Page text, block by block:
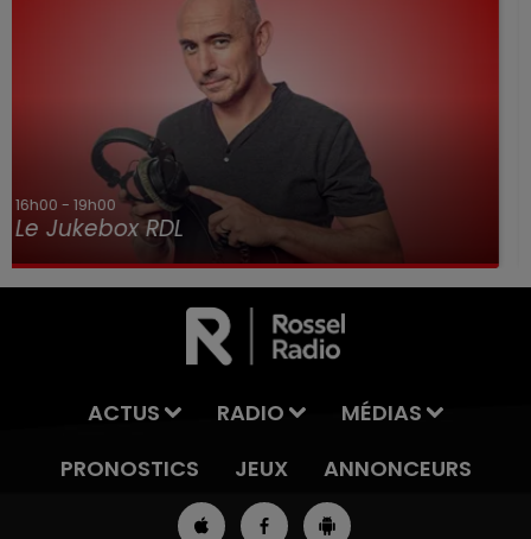
7h00 - 10h00
Debout c'est l'heure
ACTUS RADIO
MÉDIAS
PRONOSTICS
JEUX ANNONCEURS